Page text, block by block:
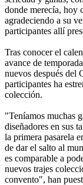
donde merecía, hoy
agradeciendo a su
participantes allí
Tras conocer el
avance de
nuevos después del
participantes ha
colección.
"Teníamos muchas
diseñadores en sus
la primera pasarela
de dar el salto al
es comparable a
nuevos trajes
convento", han